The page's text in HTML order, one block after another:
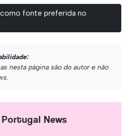
fonte preferida no
nesta página são do autor e não
News